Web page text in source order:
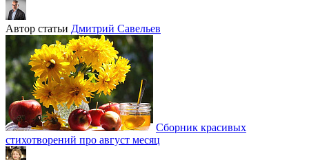
Автор статьи Дмитрий Савельев
Сборник красивых
стихотворений про август месяц